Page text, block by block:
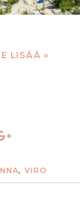
LISÄÄ »
, VIRO